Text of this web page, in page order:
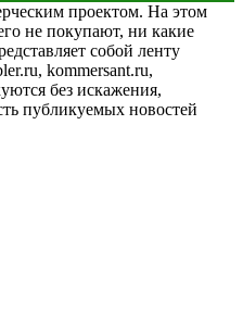
проектом. На этом
не покупают, ни какие
собой ленту
kommersant.ru,
без искажения,
публикуемых новостей